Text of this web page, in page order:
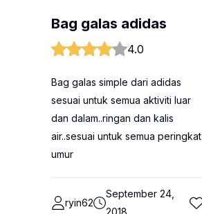
Bag galas adidas
4.0
Bag galas simple dari adidas
sesuai untuk semua aktiviti luar
dan dalam..ringan dan kalis
air..sesuai untuk semua peringkat
umur
ryin62
September 24,
2018